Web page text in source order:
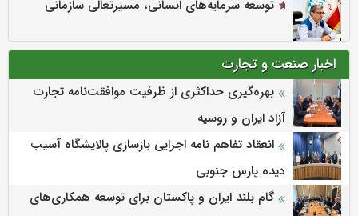
توسعه سرمایه‌های انسانی، مسیرتعالی سازمانی
اخبار صنعت و تجارت
بهره‌گیری حداکثری از ظرفیت موافقت‌نامه تجارت
آزاد ایران و روسیه
انعقاد تفاهم نامه اجرایی بازسازی پالایشگاه آسیب
دیده پارس جنوبی
گام بلند ایران و پاکستان برای توسعه همکاری‌های